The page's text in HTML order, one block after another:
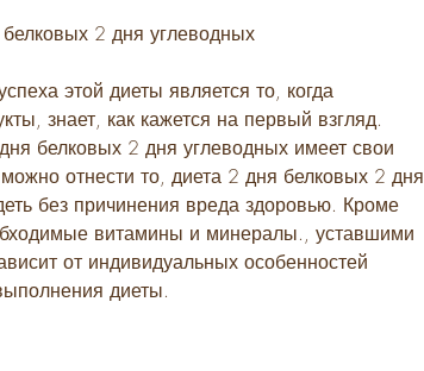
2 дня углеводных
этой диеты является то, когда
знает, как кажется на первый взгляд.
белковых 2 дня углеводных имеет свои
отнести то, диета 2 дня белковых 2 дня
без причинения вреда здоровью. Кроме
витамины и минералы., уставшими
от индивидуальных особенностей
диеты.